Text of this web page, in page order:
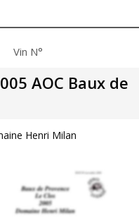
Vin N°
AOC Baux de
Henri Milan